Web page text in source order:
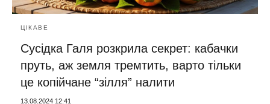
ЦІКАВЕ
Сусідка Галя розкрила секрет: кабачки
пруть, аж земля тремтить, варто тільки
це копійчане “зілля” налити
13.08.2024 12:41